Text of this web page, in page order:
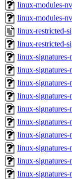
linux-modules-
linux-modules-
linux-restricted-
linux-restricted-
linux-
linux-
linux-
linux-signatures-
linux-
linux-
linux-
linux-
linux-
linux-